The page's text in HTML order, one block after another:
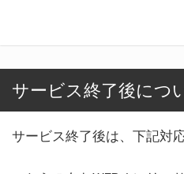
サービス終了後につ
サービス終了後は、下記対